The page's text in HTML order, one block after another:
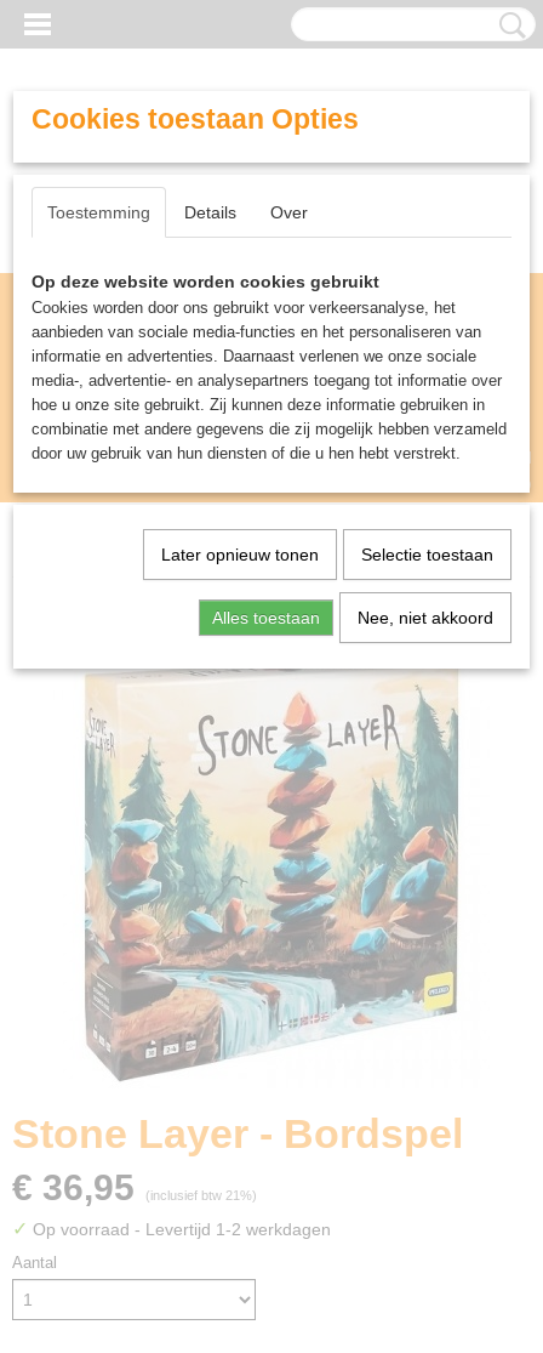
Inloggen Registreren
UW WINKELWAGEN
(0)
Spellen & Puzzels> Stone Layer - Bordspel
Stone Layer - Bordspel
€ 36,95 (inclusief btw 21%)
✓ Op voorraad - Levertijd 1-2 werkdagen
Aantal
Cookies toestaan Opties
Toestemming Details Over
Op deze website worden cookies gebruikt
Cookies worden door ons gebruikt voor verkeersanalyse, het
aanbieden van sociale media-functies en het personaliseren van
informatie en advertenties. Daarnaast verlenen we onze sociale
media-, advertentie- en analysepartners toegang tot informatie over
hoe u onze site gebruikt. Zij kunnen deze informatie gebruiken in
combinatie met andere gegevens die zij mogelijk hebben verzameld
door uw gebruik van hun diensten of die u hen hebt verstrekt.
Later opnieuw tonen Selectie toestaan
Alles toestaan Nee, niet akkoord